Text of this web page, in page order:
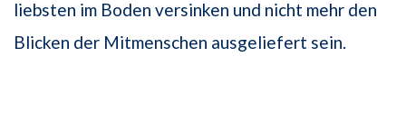
liebsten im Boden versinken und nicht mehr den
Blicken der Mitmenschen ausgeliefert sein.